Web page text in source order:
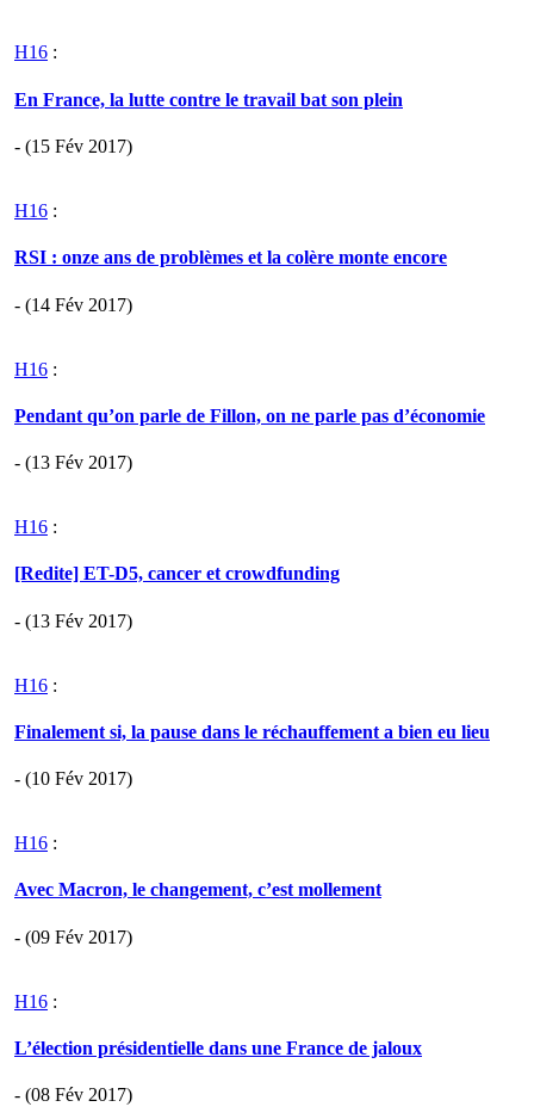
H16 :
En France, la lutte contre le travail bat son plein
- (15 Fév 2017)
H16 :
RSI : onze ans de problèmes et la colère monte encore
- (14 Fév 2017)
H16 :
Pendant qu’on parle de Fillon, on ne parle pas d’économie
- (13 Fév 2017)
H16 :
[Redite] ET-D5, cancer et crowdfunding
- (13 Fév 2017)
H16 :
Finalement si, la pause dans le réchauffement a bien eu lieu
- (10 Fév 2017)
H16 :
Avec Macron, le changement, c’est mollement
- (09 Fév 2017)
H16 :
L’élection présidentielle dans une France de jaloux
- (08 Fév 2017)